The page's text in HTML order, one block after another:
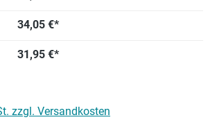
34,05 €*
31,95 €*
zzgl. Versandkosten